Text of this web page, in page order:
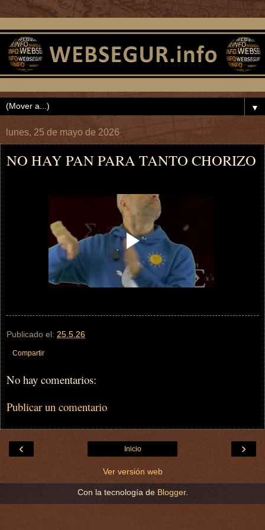
▼
lunes, 25 de mayo de 2026
NO HAY PAN PARA TANTO CHORIZO
Publicado el: 25.5.26
Compartir
No hay comentarios:
Publicar un comentario
‹ ›
Inicio
Ver versión web
Con la tecnología de Blogger.